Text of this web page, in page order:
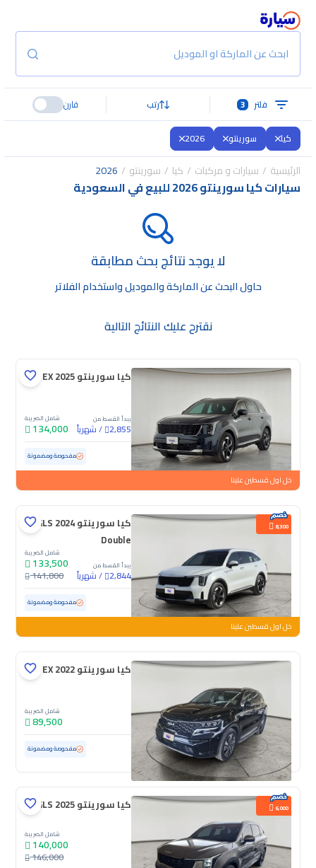
ابحث عن الماركة او الموديل
فلتر 3 رتب قارن
كيا سورينتو 2026
الرئيسية سيارات و مركبات كيا سورينتو 2026
سيارات كيا سورينتو 2026 للبيع في السعودية
لا يوجد نتائج بحث مطابقة
حاول البحث عن الماركة والموديل واستخدام الفلاتر
نقترح عليك النتائج التالية
كيا سورينتو EX 2025
يبدأ القسط من
2,855
/شهرياً
شامل الضريبة
134,000
مستعملة 20,136 كم ممشى قليل مفحوصة ومضمونة
خل اول قسطين علينا
8,300
كيا سورينتو GLS 2024
Double
يبدأ القسط من
2,844
/شهرياً
شامل الضريبة
133,500
141,800
مستعملة 50,514 كم مفحوصة ومضمونة
خل اول قسطين علينا
كيا سورينتو EX 2022
شامل الضريبة
89,500
مستعملة 72,293 كم مفحوصة ومضمونة
6,000 كيا سورينتو GLS 2025
شامل الضريبة
140,000
146,000